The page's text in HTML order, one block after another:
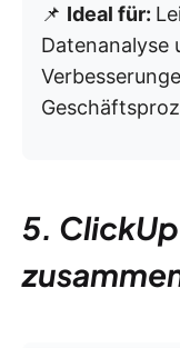
📌 Ideal für:
Datenanalyse
5.